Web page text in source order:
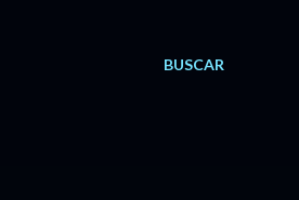
BUSCAR